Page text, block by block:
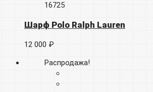
16725
Шарф Polo Ralph Lauren
12 000 ₽
Распродажа!